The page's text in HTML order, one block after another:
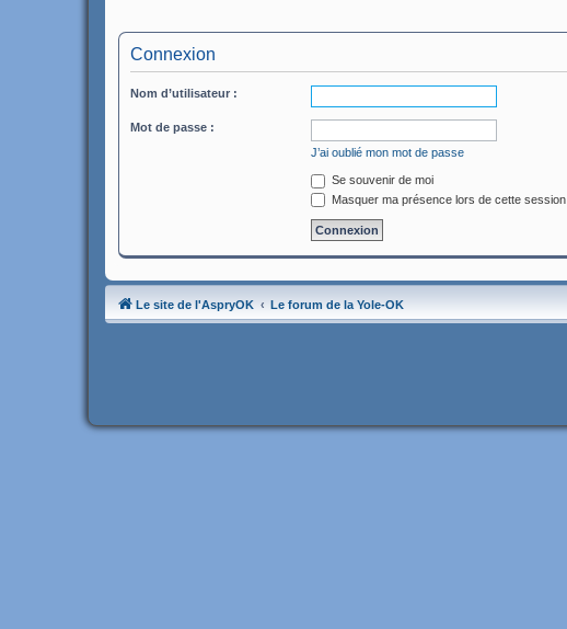
Connexion
Nom d’utilisateur :
Mot de passe :
J’ai oublié mon mot de passe
Se souvenir de moi
Masquer ma présence lors de cette session
Le site de l'AspryOK Le forum de la Yole-OK